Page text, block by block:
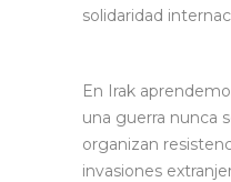
solidaridad
En Irak
una guerra nunca
organizan
invasiones